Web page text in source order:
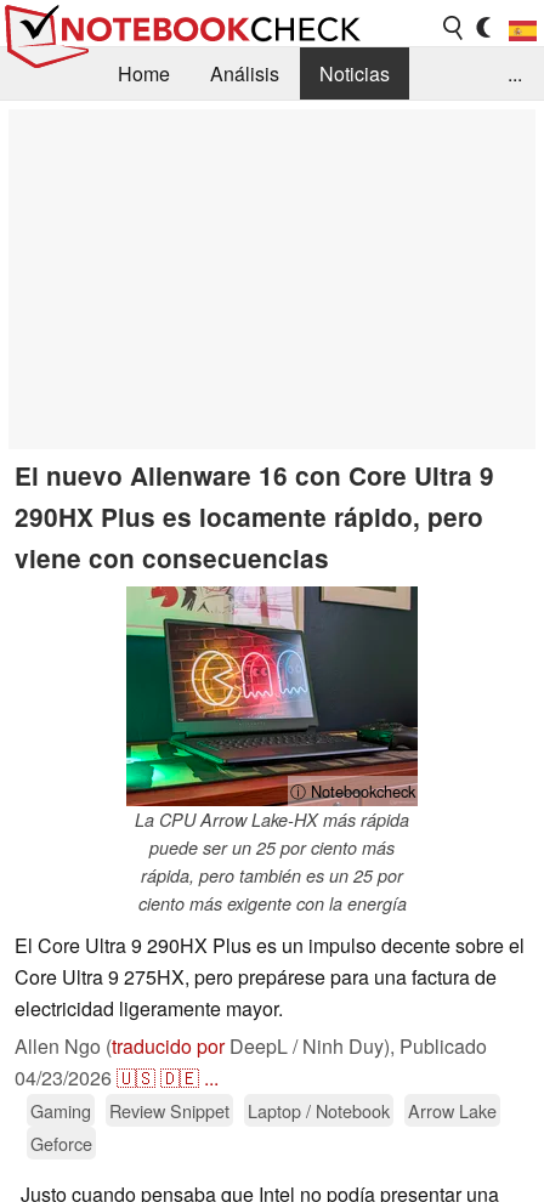
Home Análisis
Noticias
...
El nuevo Alienware 16 con Core Ultra 9
290HX Plus es locamente rápido, pero
viene con consecuencias
ⓘ Notebookcheck
La CPU Arrow Lake-HX más rápida
puede ser un 25 por ciento más
rápida, pero también es un 25 por
ciento más exigente con la energía
El Core Ultra 9 290HX Plus es un impulso decente sobre el
Core Ultra 9 275HX, pero prepárese para una factura de
electricidad ligeramente mayor.
Allen Ngo (traducido porDeepL / Ninh Duy), Publicado
04/23/2026🇺🇸🇩🇪 ...
Gaming Review Snippet Laptop / Notebook
Arrow Lake
Geforce
Justo cuando pensaba que Intel no podía presentar una